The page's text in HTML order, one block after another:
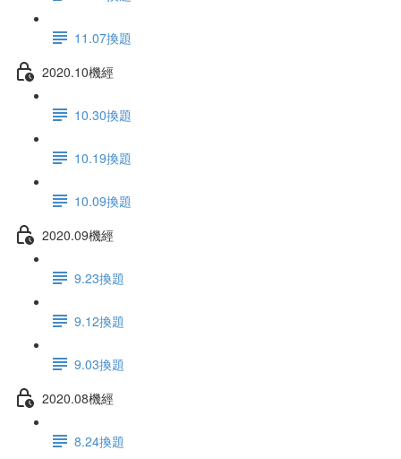
11.07換題
2020.10機經
10.30換題
10.19換題
10.09換題
2020.09機經
9.23換題
9.12換題
9.03換題
2020.08機經
8.24換題